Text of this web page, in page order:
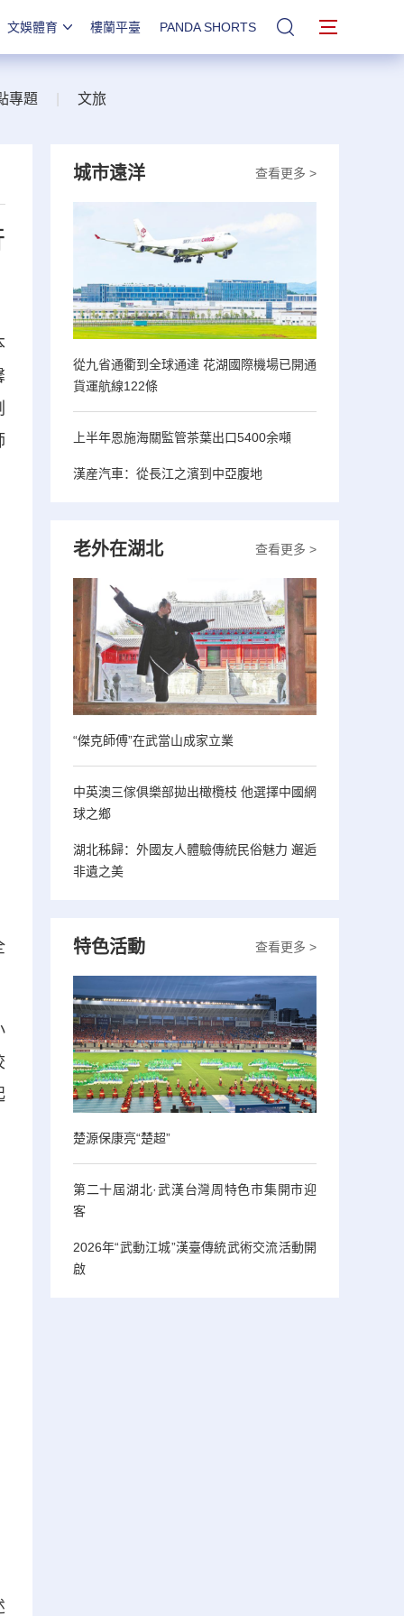
文娛體育 樓蘭平臺 PANDA SHORTS 站內搜索
專題 文旅
查看更多 >
城市遠洋
從九省通衢到全球通達 花湖國際機場已開通
貨運航線122條
上半年恩施海關監管茶葉出口5400余噸
漢産汽車：從長江之濱到中亞腹地
查看更多 >
老外在湖北
“傑克師傅”在武當山成家立業
中英澳三傢俱樂部拋出橄欖枝 他選擇中國網
球之鄉
湖北秭歸：外國友人體驗傳統民俗魅力 邂逅
非遺之美
查看更多 >
特色活動
楚源保康亮“楚超”
第二十屆湖北·武漢台灣周特色市集開市迎
客
2026年“武動江城”漢臺傳統武術交流活動開
啟